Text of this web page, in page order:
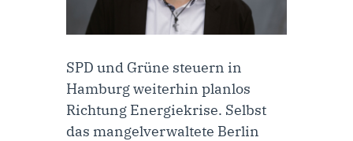
SPD und Grüne steuern in
Hamburg weiterhin planlos
Richtung Energiekrise. Selbst
das mangelverwaltete Berlin